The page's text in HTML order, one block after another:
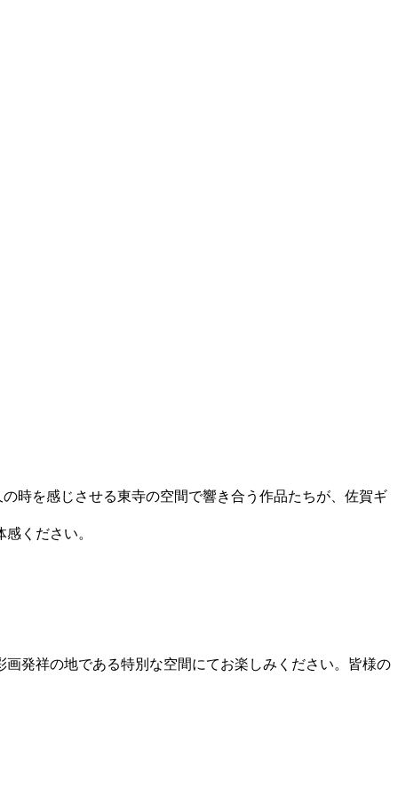
時を感じさせる東寺の空間で響き合う作品たちが、佐賀ギ
ください。
発祥の地である特別な空間にてお楽しみください。皆様の